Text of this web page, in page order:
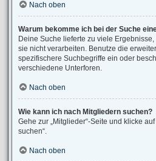
Nach oben
Warum bekomme ich bei der Suche
Deine Suche lieferte zu viele
sie nicht verarbeiten. Benutze die
spezifischere Suchbegriffe ein oder
verschiedene Unterforen.
Nach oben
Wie kann ich nach Mitgliedern suchen?
Gehe zur „Mitglieder“-Seite und klicke
suchen“.
Nach oben